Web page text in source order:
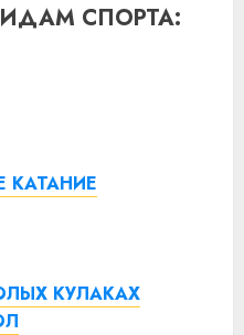
СПОРТА:
КАТАНИЕ
КУЛАКАХ